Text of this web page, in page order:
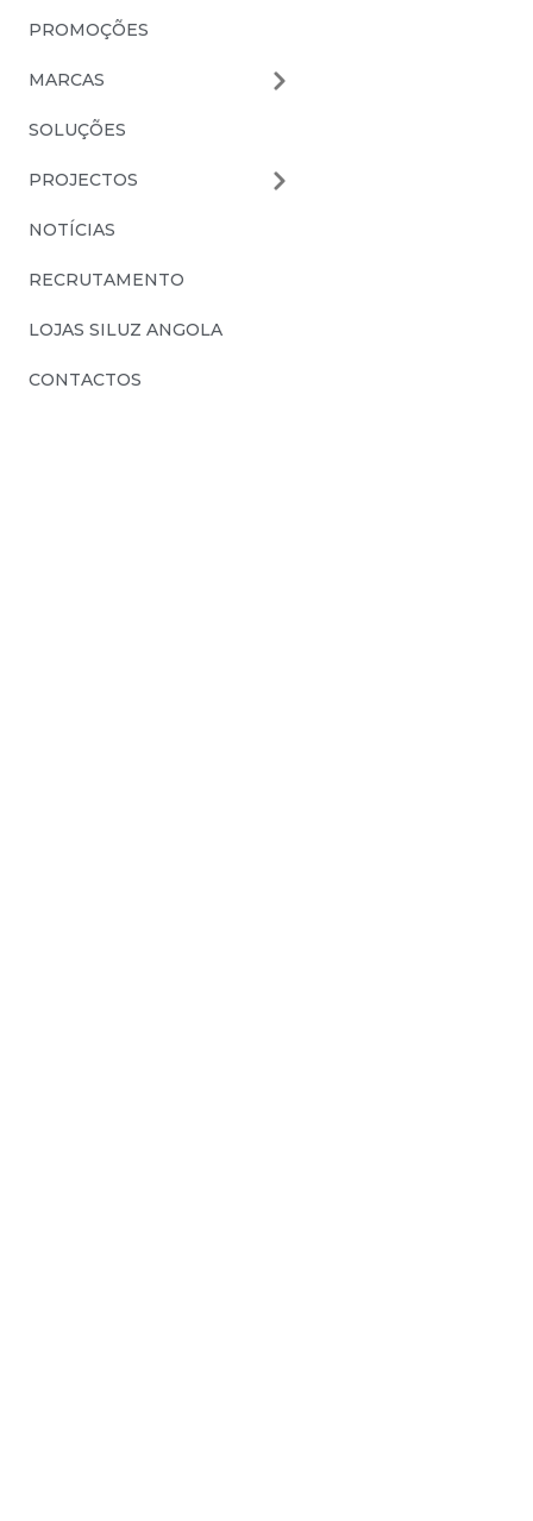
PROMOÇÕES
MARCAS
SOLUÇÕES
PROJECTOS
NOTÍCIAS
RECRUTAMENTO
LOJAS SILUZ ANGOLA
CONTACTOS